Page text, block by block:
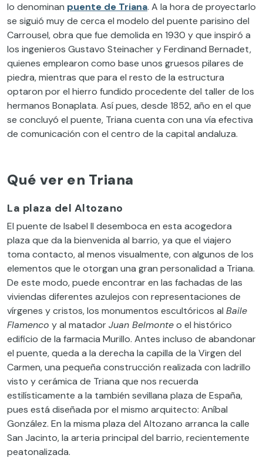
lo denominan puente de Triana. A la hora de proyectarlo
se siguió muy de cerca el modelo del puente parisino del
Carrousel, obra que fue demolida en 1930 y que inspiró a
los ingenieros Gustavo Steinacher y Ferdinand Bernadet,
quienes emplearon como base unos gruesos pilares de
piedra, mientras que para el resto de la estructura
optaron por el hierro fundido procedente del taller de los
hermanos Bonaplata. Así pues, desde 1852, año en el que
se concluyó el puente, Triana cuenta con una vía efectiva
de comunicación con el centro de la capital andaluza.
Qué ver en Triana
La plaza del Altozano
El puente de Isabel II desemboca en esta acogedora
plaza que da la bienvenida al barrio, ya que el viajero
toma contacto, al menos visualmente, con algunos de los
elementos que le otorgan una gran personalidad a Triana.
De este modo, puede encontrar en las fachadas de las
viviendas diferentes azulejos con representaciones de
vírgenes y cristos, los monumentos escultóricos al Baile
Flamenco y al matadorJuan Belmonteo el histórico
edificio de la farmacia Murillo. Antes incluso de abandonar
el puente, queda a la derecha la capilla de la Virgen del
Carmen, una pequeña construcción realizada con ladrillo
visto y cerámica de Triana que nos recuerda
estilísticamente a la también sevillana plaza de España,
pues está diseñada por el mismo arquitecto: Aníbal
González. En la misma plaza del Altozano arranca la calle
San Jacinto, la arteria principal del barrio, recientemente
peatonalizada.